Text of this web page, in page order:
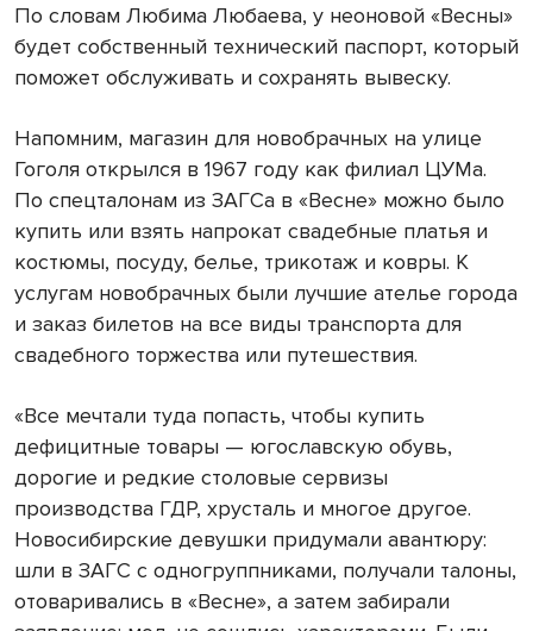
По словам Любима Любаева, у неоновой «Весны»
будет собственный технический паспорт, который
поможет обслуживать и сохранять вывеску.
Напомним, магазин для новобрачных на улице
Гоголя открылся в 1967 году как филиал ЦУМа.
По спецталонам из ЗАГСа в «Весне» можно было
купить или взять напрокат свадебные платья и
костюмы, посуду, белье, трикотаж и ковры. К
услугам новобрачных были лучшие ателье города
и заказ билетов на все виды транспорта для
свадебного торжества или путешествия.
«Все мечтали туда попасть, чтобы купить
дефицитные товары — югославскую обувь,
дорогие и редкие столовые сервизы
производства ГДР, хрусталь и многое другое.
Новосибирские девушки придумали авантюру:
шли в ЗАГС с одногруппниками, получали талоны,
отоваривались в «Весне», а затем забирали